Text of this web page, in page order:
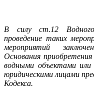
В силу ст.12 Водного
проведение таких
мероприятий
Основания
водными объектами
юридическими лицами
Кодекса.